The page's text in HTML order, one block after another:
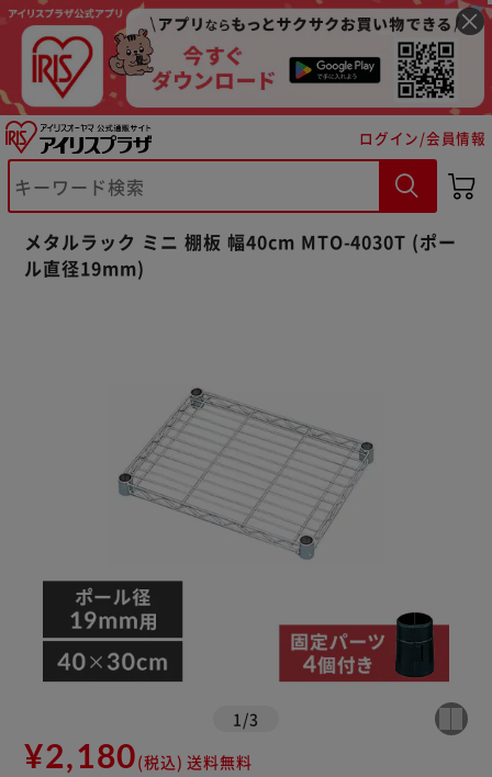
ログイン/会員情報
メタルラック ミニ 棚板 幅40cm MTO-4030T (ポー
ル直径19mm)
1 /3
¥2,180(税込) 送料無料
※ご確認ください